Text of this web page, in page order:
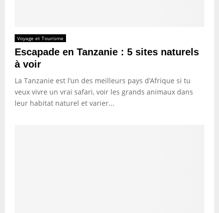
Voyage et Tourisme
Escapade en Tanzanie : 5 sites naturels
à voir
La Tanzanie est l’un des meilleurs pays d’Afrique si tu
veux vivre un vrai safari, voir les grands animaux dans
leur habitat naturel et varier...